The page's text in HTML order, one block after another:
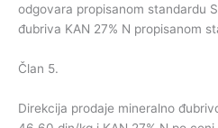
odgovara propisanom standardu
đubriva KAN 27% N propisanom
Član 5.
Direkcija prodaje mineralno